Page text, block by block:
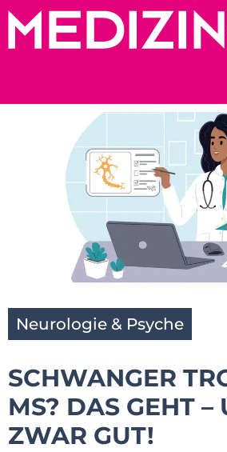
Zum
Inhalt
Neurologie & Psyche
SCHWANGER
MS? DAS GEHT –
ZWAR GUT!